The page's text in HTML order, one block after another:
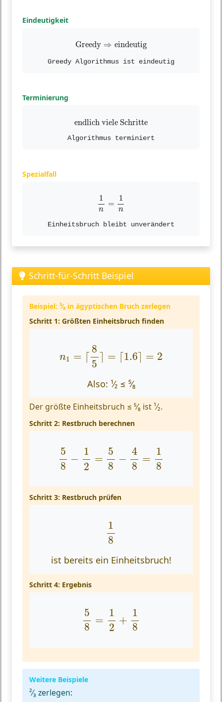
Eindeutigkeit
Greedy ⇒ eindeutig
Greedy ⇒ eindeutig
Greedy Algorithmus ist eindeutig
Terminierung
endlich viele Schritte
endlich viele Schritte
Algorithmus terminiert
Spezialfall
1
n
=
1
n
1 n
Einheitsbruch bleibt unverändert
Schritt-für-Schritt Beispiel
Beispiel: ⁵⁄₈ in ägyptischen Bruch zerlegen
Schritt 1: Größten Einheitsbruch finden
n1 = ⌈
8
5
⌉ = ⌈1.6⌉ = 2
⌈8
Also: ¹⁄₂ ≤ ⁵⁄₈
Der größte Einheitsbruch ≤ ⁵⁄₈ ist ¹⁄₂.
Schritt 2: Restbruch berechnen
5
8
−
1
2
=
5
8
−
4
8
=
1
8
−1 58 8=
Schritt 3: Restbruch prüfen
1
8
1
ist bereits ein Einheitsbruch!
Schritt 4: Ergebnis
5
8
=
1
2
+
1
8
5 12 8
Weitere Beispiele
²⁄₃ zerlegen: